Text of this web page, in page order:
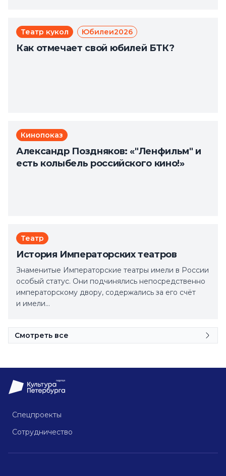
Театр кукол Юбилеи2026
Как отмечает свой юбилей БТК?
Кинопоказ
Александр Поздняков: «"Ленфильм" и
есть колыбель российского кино!»
Театр
История Императорских театров
Знаменитые Императорские театры имели в России
особый статус. Они подчинялись непосредственно
императорскому двору, содержались за его счёт
и имели…
Смотреть все
Спецпроекты
Сотрудничество